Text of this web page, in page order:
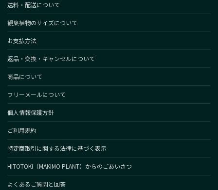
送料・配送について
観葉植物のサイズについて
お支払方法
返品・交換・キャンセルについて
商品について
フリーメールについて
個人情報保護方針
ご利用規約
特定商取引に関する法律に基づく表示
HITOTOKI（MAKIMO PLANT）からのごあいさつ
よくあるご質問と回答